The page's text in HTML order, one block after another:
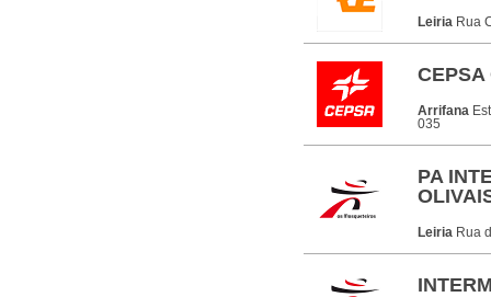
Leiria Rua
Arrifana
035
PA
Leiria Rua